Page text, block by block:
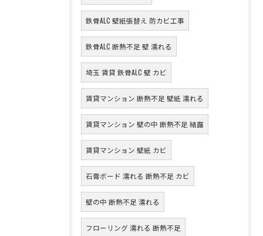
鉄骨ALC 壁紙張替え 防カビ工事
鉄骨ALC 断熱不足 壁 濡れる
埼玉 賃貸 鉄骨ALC 壁 カビ
賃貸マンション 断熱不足 壁紙 濡れる
賃貸マンション 壁の中 断熱不足 結露
賃貸マンション 壁紙 カビ
石膏ボード 濡れる 断熱不足 カビ
壁の中 断熱不足 濡れる
フローリング 濡れる 断熱不足